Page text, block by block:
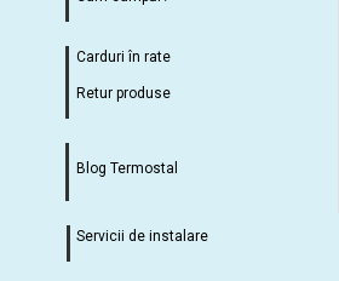
Carduri în rate
Retur produse
Blog Termostal
Servicii de instalare